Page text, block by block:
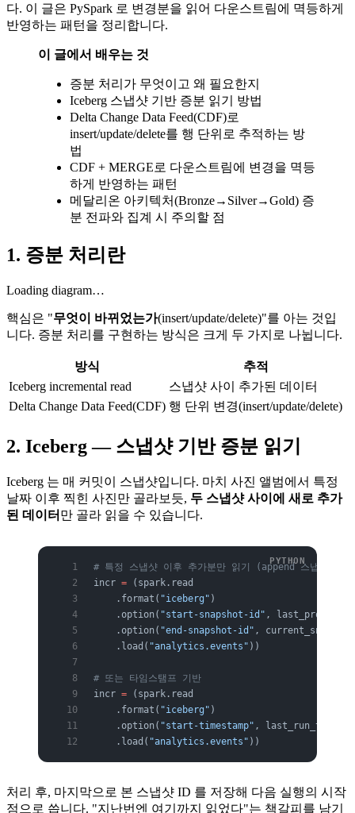
다. 이 글은 PySpark 로 변경분을 읽어 다운스트림에 멱등하게
반영하는 패턴을 정리합니다.
이 글에서 배우는 것
증분 처리가 무엇이고 왜 필요한지
Iceberg 스냅샷 기반 증분 읽기 방법
Delta Change Data Feed(CDF)로
insert/update/delete를 행 단위로 추적하는 방
법
CDF + MERGE로 다운스트림에 변경을 멱등
하게 반영하는 패턴
메달리온 아키텍처(Bronze→Silver→Gold) 증
분 전파와 집계 시 주의할 점
1. 증분 처리란
Loading diagram…
핵심은 "무엇이 바뀌었는가(insert/update/delete)"를 아는 것입
니다. 증분 처리를 구현하는 방식은 크게 두 가지로 나뉩니다.
방식
추적
Iceberg incremental read
스냅샷 사이 추가된 데이터
Delta Change Data Feed(CDF) 행 단위 변경(insert/update/delete)
2. Iceberg — 스냅샷 기반 증분 읽기
Iceberg 는 매 커밋이 스냅샷입니다. 마치 사진 앨범에서 특정
날짜 이후 찍힌 사진만 골라보듯, 두 스냅샷 사이에 새로 추가
된 데이터 만 골라 읽을 수 있습니다.
# 특정 스냅샷 이후 추가분만 읽기 (append 스냅샷 대
incr = (spark.read
    .format(
"iceberg" )
    .option(
"start-snapshot-id" ,
    .option(
"end-snapshot-id" ,
    .load(
"analytics.events" ))
# 또는 타임스탬프 기반
incr = (spark.read
    .format(
"iceberg" )
    .option(
"start-timestamp" , last_run_ts_ms)
    .load(
"analytics.events" ))
처리 후, 마지막으로 본 스냅샷 ID 를 저장해 다음 실행의 시작
점으로 씁니다. "지난번엔 여기까지 읽었다"는 책갈피를 남기